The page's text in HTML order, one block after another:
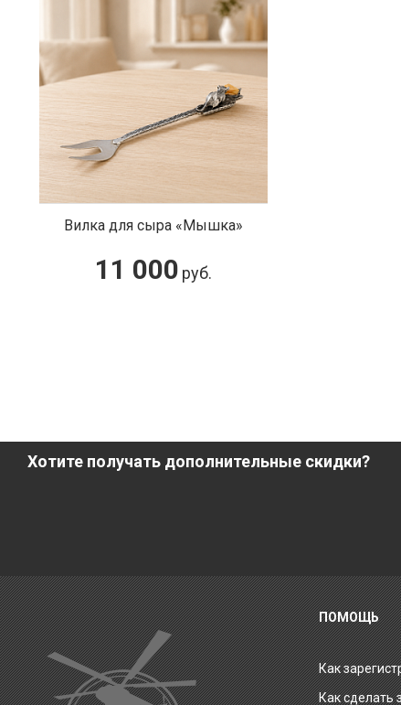
Вилка для сыра «Мышка»
11 000 руб.
Хотите получать дополнительные скидки?
ПОМОЩЬ
Как
Как сделать